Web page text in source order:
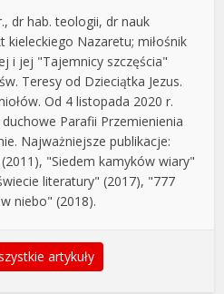
dr hab. teologii, dr nauk
kieleckiego Nazaretu; miłośnik
i jej "Tajemnicy szczęścia"
Teresy od Dzieciątka Jezus.
Od 4 listopada 2020 r.
Parafii Przemienienia
Najważniejsze publikacje:
"Siedem kamyków wiary"
literatury" (2017), "777
niebo" (2018).
artykuły